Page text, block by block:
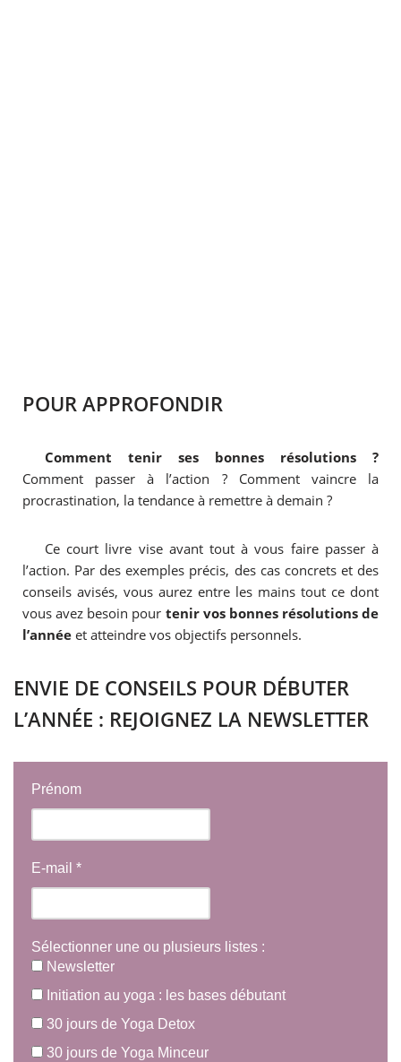
POUR APPROFONDIR
Comment tenir ses bonnes résolutions ?
Comment passer à l’action ? Comment vaincre la
procrastination, la tendance à remettre à demain ?
Ce court livre vise avant tout à vous faire passer à
l’action. Par des exemples précis, des cas concrets et des
conseils avisés, vous aurez entre les mains tout ce dont
vous avez besoin pour tenir vos bonnes résolutions de
l’année et atteindre vos objectifs personnels.
ENVIE DE CONSEILS POUR DÉBUTER
L’ANNÉE : REJOIGNEZ LA NEWSLETTER
Prénom
E-mail *
Sélectionner une ou plusieurs listes :
Newsletter
Initiation au yoga : les bases débutant
30 jours de Yoga Detox
30 jours de Yoga Minceur